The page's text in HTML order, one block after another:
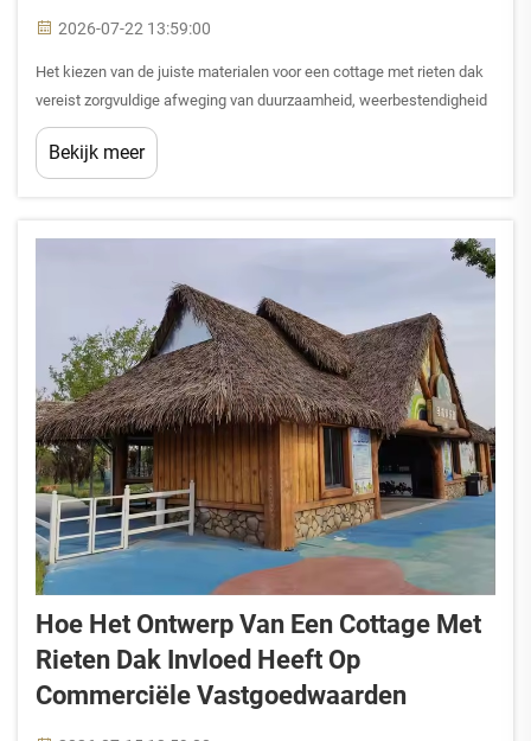
2026-07-22 13:59:00
Het kiezen van de juiste materialen voor een cottage met rieten dak
vereist zorgvuldige afweging van duurzaamheid, weerbestendigheid
en langetermijnonderhoudseisen. Traditioneel rieten is sterk
geëvolueerd; moderne opties voor rieten daken op cottages bieden
Bekijk meer
Hoe Het Ontwerp Van Een Cottage Met
Rieten Dak Invloed Heeft Op
Commerciële Vastgoedwaarden